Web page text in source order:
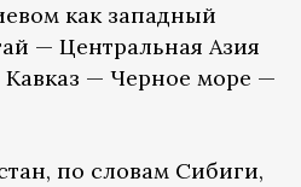
как западный
— Центральная Азия
— Черное море —
по словам Сибиги,